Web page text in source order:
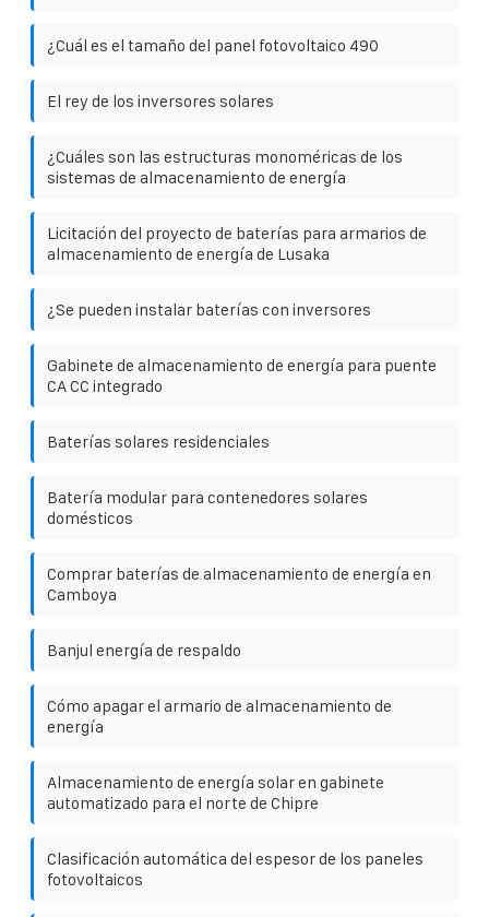
¿Cuál es el tamaño del panel fotovoltaico 490
El rey de los inversores solares
¿Cuáles son las estructuras monoméricas de los
sistemas de almacenamiento de energía
Licitación del proyecto de baterías para armarios de
almacenamiento de energía de Lusaka
¿Se pueden instalar baterías con inversores
Gabinete de almacenamiento de energía para puente
CA CC integrado
Baterías solares residenciales
Batería modular para contenedores solares
domésticos
Comprar baterías de almacenamiento de energía en
Camboya
Banjul energía de respaldo
Cómo apagar el armario de almacenamiento de
energía
Almacenamiento de energía solar en gabinete
automatizado para el norte de Chipre
Clasificación automática del espesor de los paneles
fotovoltaicos